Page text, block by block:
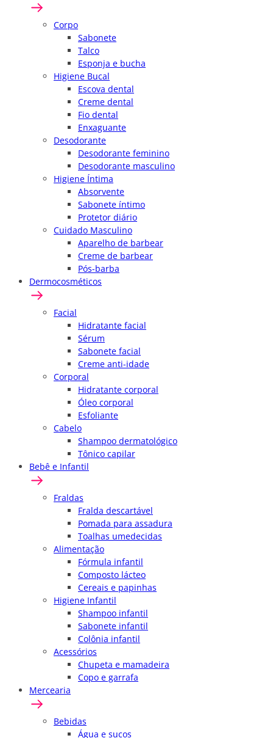
Corpo
Sabonete
Talco
Esponja e bucha
Higiene Bucal
Escova dental
Creme dental
Fio dental
Enxaguante
Desodorante
Desodorante feminino
Desodorante masculino
Higiene Íntima
Absorvente
Sabonete íntimo
Protetor diário
Cuidado Masculino
Aparelho de barbear
Creme de barbear
Pós-barba
Dermocosméticos
Facial
Hidratante facial
Sérum
Sabonete facial
Creme anti-idade
Corporal
Hidratante corporal
Óleo corporal
Esfoliante
Cabelo
Shampoo dermatológico
Tônico capilar
Bebê e Infantil
Fraldas
Fralda descartável
Pomada para assadura
Toalhas umedecidas
Alimentação
Fórmula infantil
Composto lácteo
Cereais e papinhas
Higiene Infantil
Shampoo infantil
Sabonete infantil
Colônia infantil
Acessórios
Chupeta e mamadeira
Copo e garrafa
Mercearia
Bebidas
Água e sucos